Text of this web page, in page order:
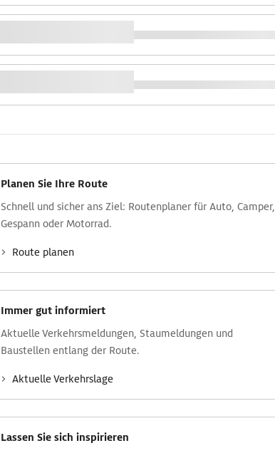
Planen Sie Ihre Route
Schnell und sicher ans Ziel: Routen­planer für Auto, Camper,
Gespann oder Motorrad.
Route planen
Immer gut informiert
Aktuelle Verkehrs­meldungen, Stau­meldungen und
Baustellen entlang der Route.
Aktuelle Verkehrs­lage
Lassen Sie sich inspirieren